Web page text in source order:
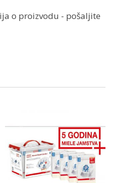
o proizvodu - pošaljite